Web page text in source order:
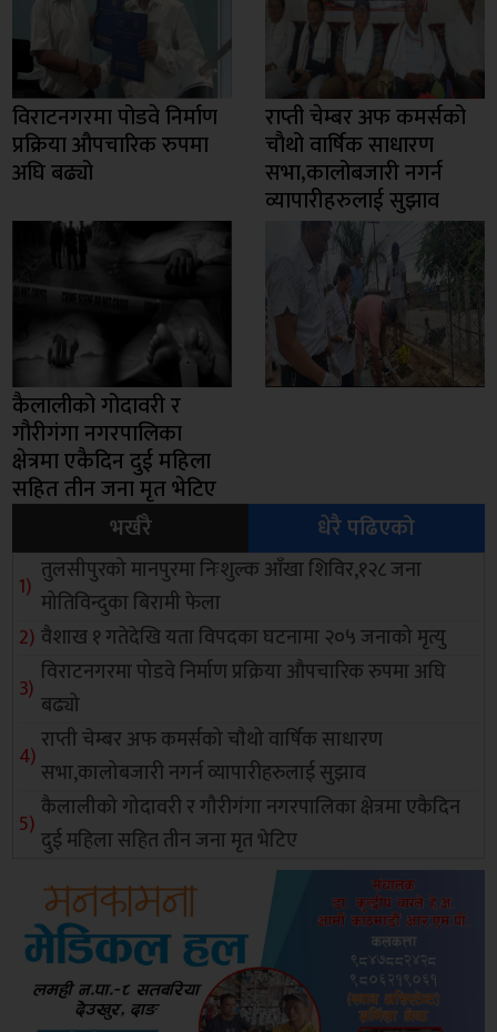
विराटनगरमा पोडवे निर्माण
प्रक्रिया औपचारिक रुपमा
अघि बढ्यो
राप्ती चेम्बर अफ कमर्सको
चाैथो वार्षिक साधारण
सभा,कालोबजारी नगर्न
व्यापारीहरुलाई सुझाव
कैलालीको गोदावरी र
गौरीगंगा नगरपालिका
क्षेत्रमा एकैदिन दुई महिला
सहित तीन जना मृत भेटिए
भर्खरै
धेरै पढिएको
तुलसीपुरको मानपुरमा निःशुल्क आँखा शिविर,१२८ जना
मोतिविन्दुका बिरामी फेला
वैशाख १ गतेदेखि यता विपदका घटनामा २०५ जनाको मृत्यु
विराटनगरमा पोडवे निर्माण प्रक्रिया औपचारिक रुपमा अघि
बढ्यो
राप्ती चेम्बर अफ कमर्सको चाैथो वार्षिक साधारण
सभा,कालोबजारी नगर्न व्यापारीहरुलाई सुझाव
कैलालीको गोदावरी र गौरीगंगा नगरपालिका क्षेत्रमा एकैदिन
दुई महिला सहित तीन जना मृत भेटिए